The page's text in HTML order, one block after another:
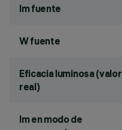
lm fuente
W fuente
Eficacia luminosa (valor
real)
lm en modo de